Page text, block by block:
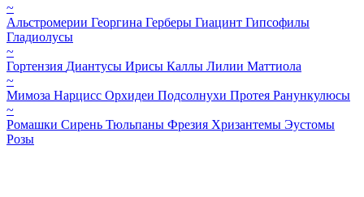
~
Альстромерии Георгина Герберы Гиацинт Гипсофилы
Гладиолусы
~
Гортензия Диантусы Ирисы Каллы Лилии Маттиола
~
Мимоза Нарцисс Орхидеи Подсолнухи Протея Ранункулюсы
~
Ромашки Сирень Тюльпаны Фрезия Хризантемы Эустомы
Розы